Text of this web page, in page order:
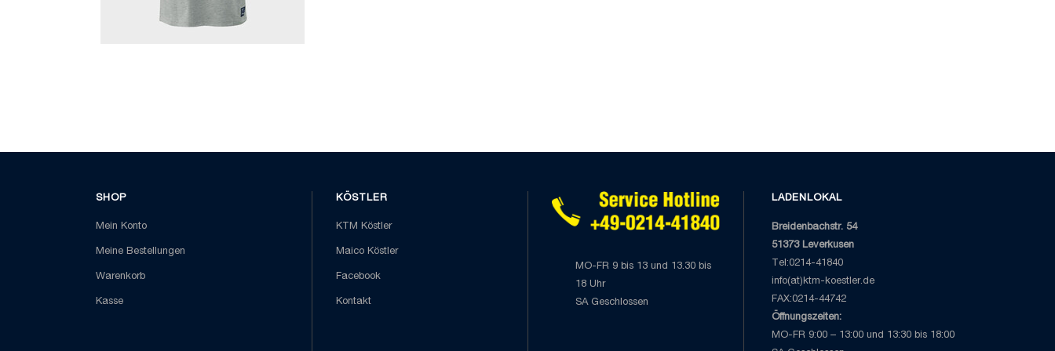
SHOP
Mein Konto
Meine Bestellungen
Warenkorb
Kasse
KÖSTLER
KTM Köstler
Maico Köstler
Facebook
Kontakt
MO-FR 9 bis 13 und 13.30 bis
18 Uhr
SA Geschlossen
LADENLOKAL
Breidenbachstr. 54
51373 Leverkusen
Tel:0214-41840
info(at)ktm-koestler.de
FAX:0214-44742
Öffnungszeiten:
MO-FR 9:00 – 13:00 und 13:30 bis 18:00